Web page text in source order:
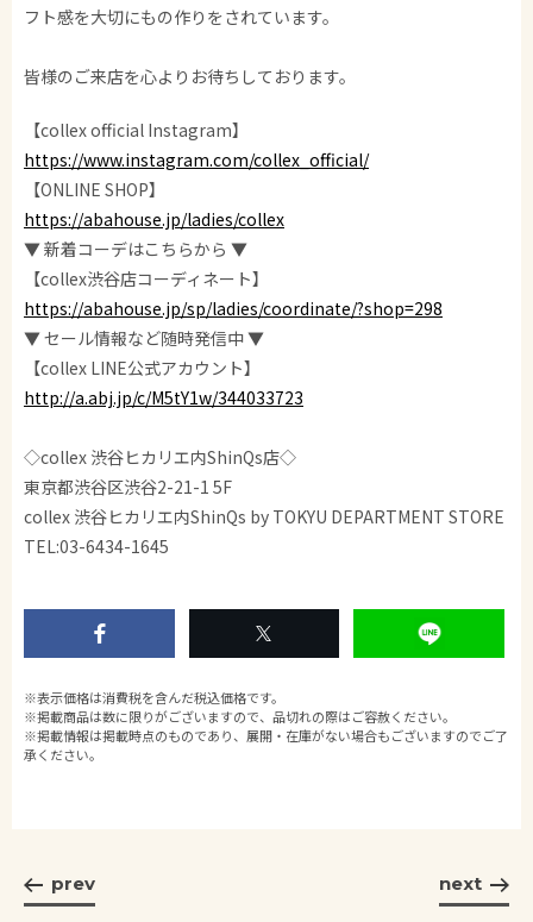
フト感を大切にもの作りをされています。
皆様のご来店を心よりお待ちしております。
【collex official Instagram】
https://www.instagram.com/collex_official/
【ONLINE SHOP】
https://abahouse.jp/ladies/collex
▼ 新着コーデはこちらから ▼
【collex渋谷店コーディネート】
https://abahouse.jp/sp/ladies/coordinate/?shop=298
▼ セール情報など随時発信中 ▼
【collex LINE公式アカウント】
http://a.abj.jp/c/M5tY1w/344033723
◇collex 渋谷ヒカリエ内ShinQs店◇
東京都渋谷区渋谷2-21-1 5F
collex 渋谷ヒカリエ内ShinQs by TOKYU DEPARTMENT STORE
TEL:03-6434-1645
※表示価格は消費税を含んだ税込価格です。
※掲載商品は数に限りがございますので、品切れの際はご容赦ください。
※掲載情報は掲載時点のものであり、展開・在庫がない場合もございますのでご了
承ください。
prev next